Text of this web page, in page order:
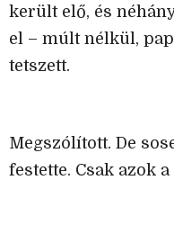
került elő, és
el – múlt nélkül,
tetszett.
Megszólított. De
festette. Csak azok